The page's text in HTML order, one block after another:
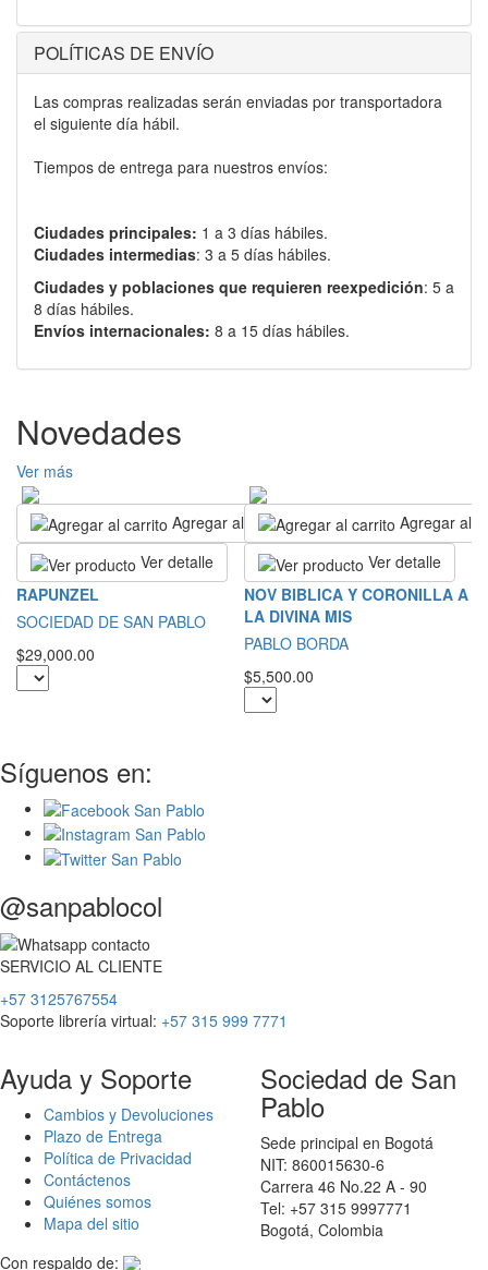
POLÍTICAS DE ENVÍO
Las compras realizadas serán enviadas por transportadora
el siguiente día hábil.
Tiempos de entrega para nuestros envíos:
Ciudades principales: 1 a 3 días hábiles.
Ciudades intermedias: 3 a 5 días hábiles.
Ciudades y poblaciones que requieren reexpedición: 5 a
8 días hábiles.
Envíos internacionales: 8 a 15 días hábiles.
Novedades
Ver más
Agregar al carrito
Ver detalle
RAPUNZEL
SOCIEDAD DE SAN PABLO
$29,000.00
Agregar al
Ver detalle
NOV BIBLICA Y CORONILLA A
LA DIVINA MIS
PABLO BORDA
$5,500.00
Síguenos en:
@sanpablocol
SERVICIO AL CLIENTE
+57 3125767554
Soporte librería virtual: +57 315 999 7771
Ayuda y Soporte
Cambios y Devoluciones
Plazo de Entrega
Política de Privacidad
Contáctenos
Quiénes somos
Mapa del sitio
Sociedad de San
Pablo
Sede principal en Bogotá
NIT: 860015630-6
Carrera 46 No.22 A - 90
Tel: +57 315 9997771
Bogotá, Colombia
Con respaldo de: